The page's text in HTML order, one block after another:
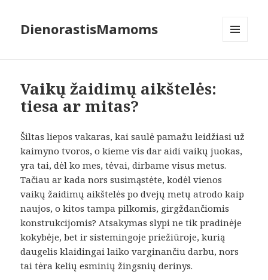
DienorastisMamoms
Vaikų žaidimų aikštelės:
tiesa ar mitas?
Šiltas liepos vakaras, kai saulė pamažu leidžiasi už
kaimyno tvoros, o kieme vis dar aidi vaikų juokas,
yra tai, dėl ko mes, tėvai, dirbame visus metus.
Tačiau ar kada nors susimąstėte, kodėl vienos
vaikų žaidimų aikštelės po dvejų metų atrodo kaip
naujos, o kitos tampa pilkomis, girgždančiomis
konstrukcijomis? Atsakymas slypi ne tik pradinėje
kokybėje, bet ir sistemingoje priežiūroje, kurią
daugelis klaidingai laiko varginančiu darbu, nors
tai tėra kelių esminių žingsnių derinys.